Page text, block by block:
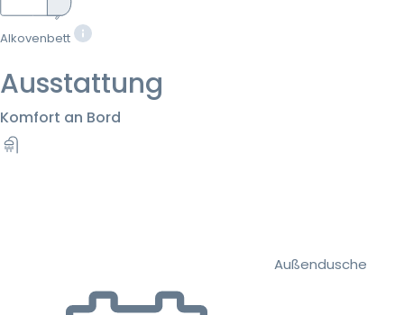
Alkovenbett
Ausstattung
Komfort an Bord
Außendusche